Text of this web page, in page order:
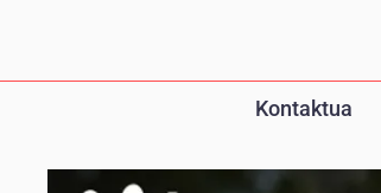
Kontaktua